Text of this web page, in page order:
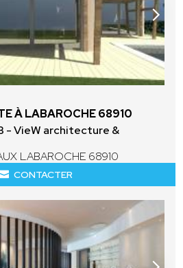
À LABAROCHE 68910
- VieW architecture &
LABAROCHE 68910
CONTACTER